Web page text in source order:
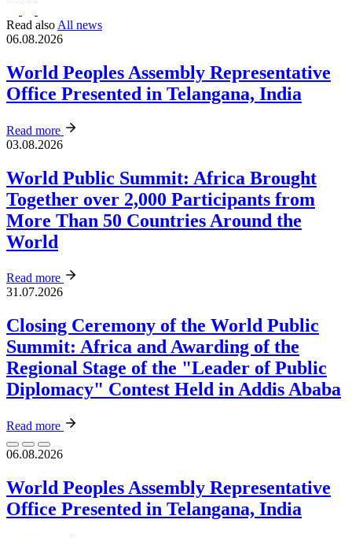
Read also All news
06.08.2026
World Peoples Assembly Representative
Office Presented in Telangana, India
Read more
03.08.2026
World Public Summit: Africa Brought
Together over 2,000 Participants from
More Than 50 Countries Around the
World
Read more
31.07.2026
Closing Ceremony of the World Public
Summit: Africa and Awarding of the
Regional Stage of the "Leader of Public
Diplomacy" Contest Held in Addis Ababa
Read more
06.08.2026
World Peoples Assembly Representative
Office Presented in Telangana, India